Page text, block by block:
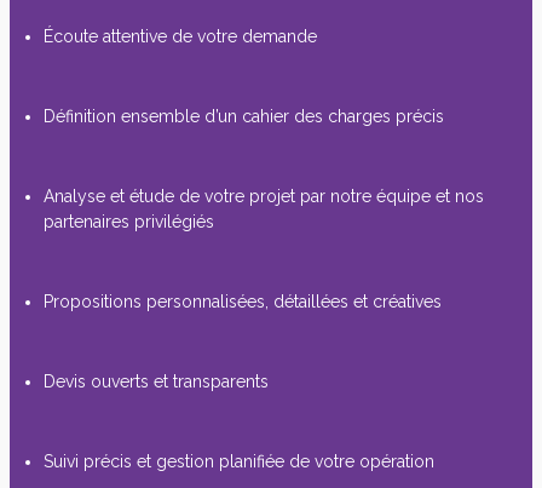
Écoute attentive de votre demande
Définition ensemble d’un cahier des charges précis
Analyse et étude de votre projet par notre équipe et nos
partenaires privilégiés
Propositions personnalisées, détaillées et créatives
Devis ouverts et transparents
Suivi précis et gestion planifiée de votre opération